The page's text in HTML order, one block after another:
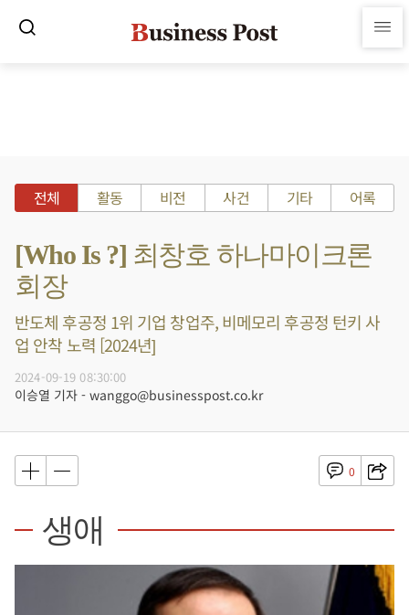
전체 활동 비전 사건 기타 어록
[Who Is ?] 최창호 하나마이크론
회장
반도체 후공정 1위 기업 창업주, 비메모리 후공정 턴키 사
업 안착 노력 [2024년]
2024-09-19 08:30:00
이승열 기자 - wanggo@businesspost.co.kr
0
생애